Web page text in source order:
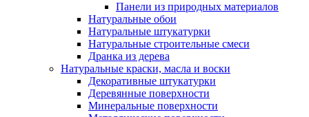
Панели из природных материалов
Натуральные обои
Натуральные штукатурки
Натуральные строительные смеси
Дранка из дерева
Натуральные краски, масла и воски
Декоративные штукатурки
Деревянные поверхности
Минеральные поверхности